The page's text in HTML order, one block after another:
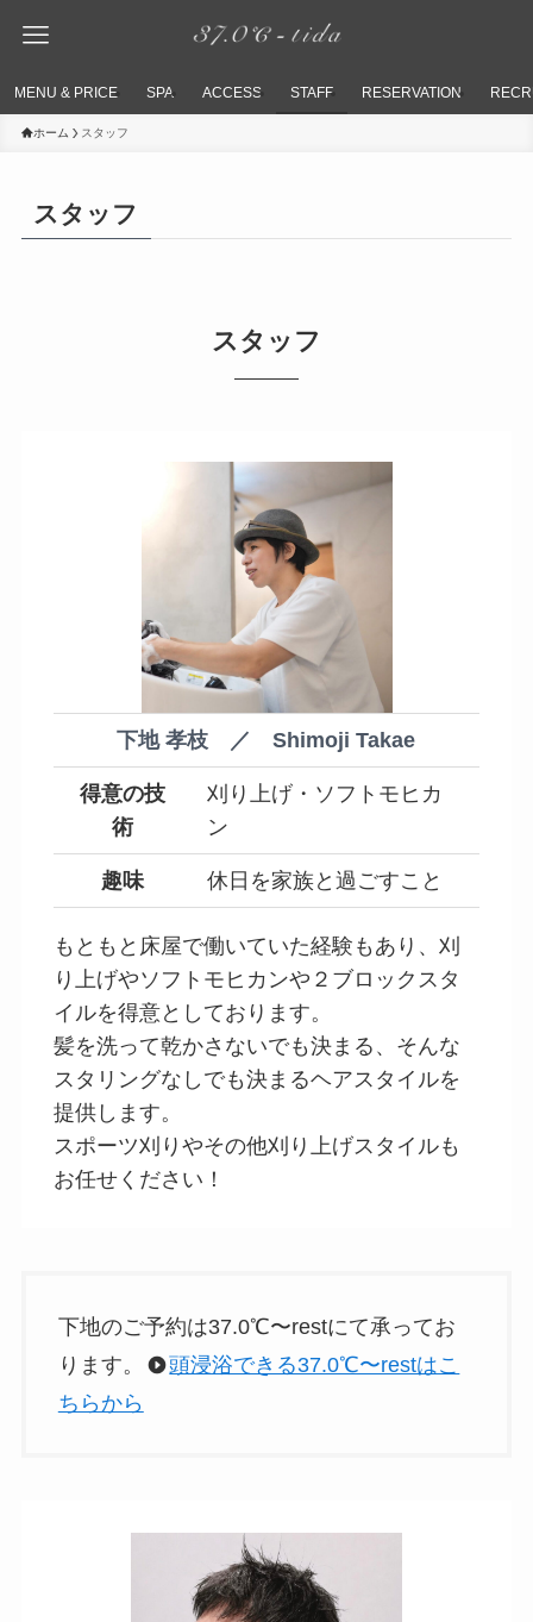
MENU & PRICE SPA ACCESS STAFF RESERVATION
ホーム スタッフ
スタッフ
スタッフ
下地 孝枝 ／ Shimoji Takae
得意の技
術
刈り上げ・ソフトモヒカ
ン
趣味 休日を家族と過ごすこと
もともと床屋で働いていた経験もあり、刈
り上げやソフトモヒカンや２ブロックスタ
イルを得意としております。
髪を洗って乾かさないでも決まる、そんな
スタリングなしでも決まるヘアスタイルを
提供します。
スポーツ刈りやその他刈り上げスタイルも
お任せください！
下地のご予約は37.0℃〜restにて承ってお
ります。
頭浸浴できる37.0℃〜restはこ
ちらから